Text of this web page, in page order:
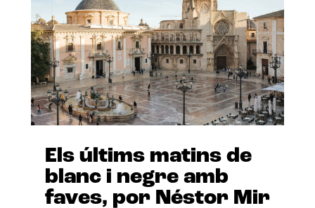
Els últims matins de
blanc i negre amb
faves, por Néstor Mir